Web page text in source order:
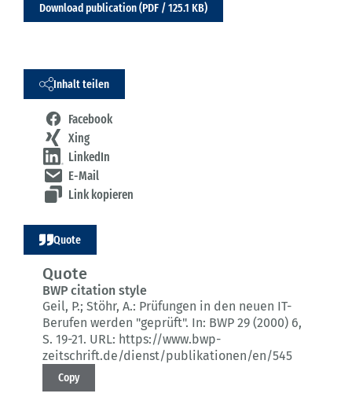
Download publication (PDF / 125.1 KB)
Inhalt teilen
Facebook
Xing
LinkedIn
E-Mail
Link kopieren
Quote
Quote
BWP citation style
Geil, P.; Stöhr, A.: Prüfungen in den neuen IT-
Berufen werden "geprüft". In: BWP 29 (2000) 6,
S. 19-21. URL: https://www.bwp-
zeitschrift.de/dienst/publikationen/en/545
Copy